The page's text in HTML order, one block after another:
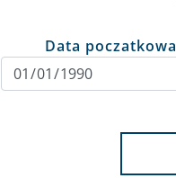
Data poczatkowa